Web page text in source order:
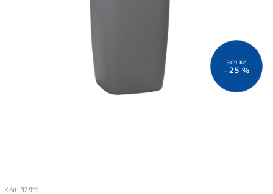
309 Kč
–25 %
Kód: 32911